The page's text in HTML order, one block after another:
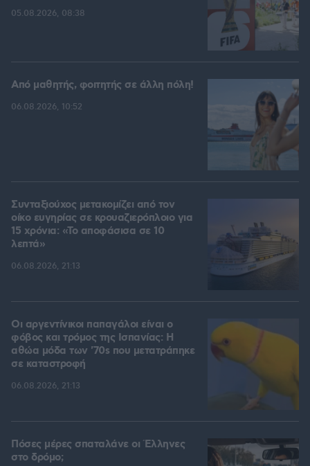
05.08.2026, 08:38
Από μαθητής, φοιτητής σε άλλη πόλη!
06.08.2026, 10:52
Συνταξιούχος μετακομίζει από τον
οίκο ευγηρίας σε κρουαζιερόπλοιο για
15 χρόνια: «Το αποφάσισα σε 10
λεπτά»
06.08.2026, 21:13
Οι αργεντίνικοι παπαγάλοι είναι ο
φόβος και τρόμος της Ισπανίας: Η
αθώα μόδα των '70s που μετατράπηκε
σε καταστροφή
06.08.2026, 21:13
Πόσες μέρες σπαταλάνε οι Έλληνες
στο δρόμο;